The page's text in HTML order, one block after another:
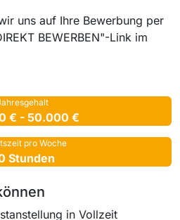
uns auf Ihre Bewerbung per
BEWERBEN"-Link im
€ - 50.000 €
pro Woche
Stunden
in Vollzeit